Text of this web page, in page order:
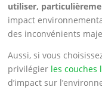
utiliser,
impact
des inconvénients
Aussi, si vous
privilégier les couches
d’impact sur